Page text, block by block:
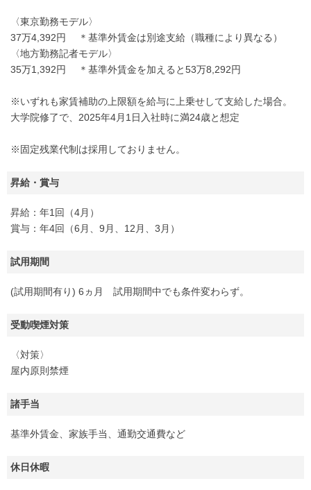
〈東京勤務モデル〉
37万4,392円 ＊基準外賃金は別途支給（職種により異なる）
〈地方勤務記者モデル〉
35万1,392円 ＊基準外賃金を加えると53万8,292円
※いずれも家賃補助の上限額を給与に上乗せして支給した場合。
大学院修了で、2025年4月1日入社時に満24歳と想定
※固定残業代制は採用しておりません。
昇給・賞与
昇給：年1回（4月）
賞与：年4回（6月、9月、12月、3月）
試用期間
(試用期間有り) 6ヵ月 試用期間中でも条件変わらず。
受動喫煙対策
〈対策〉
屋内原則禁煙
諸手当
基準外賃金、家族手当、通勤交通費など
休日休暇